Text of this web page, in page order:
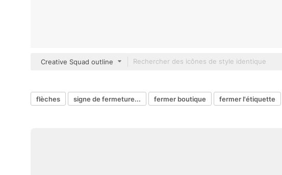
Creative Squad outline
flèches signe de fermeture... fermer boutique fermer l'étiquette